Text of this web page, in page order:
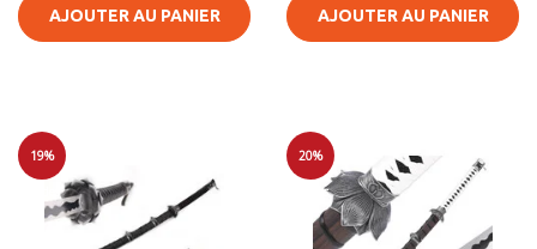
AJOUTER AU PANIER AJOUTER AU PANIER
19% 20%
Soldes